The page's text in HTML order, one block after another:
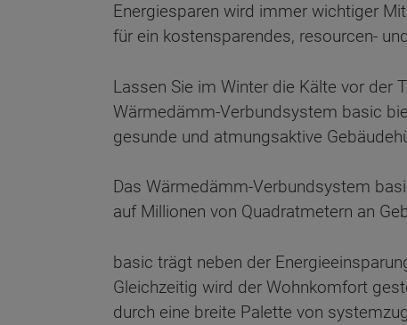
Energiesparen wird immer wichtiger
für ein kostensparendes, resourcen-
Lassen Sie im Winter die Kälte vor der
Wärmedämm-Verbundsystem basic
gesunde und atmungsaktive
Das Wärmedämm-Verbundsystem
auf Millionen von Quadratmetern an
basic trägt neben der
Gleichzeitig wird der Wohnkomfort
durch eine breite Palette von